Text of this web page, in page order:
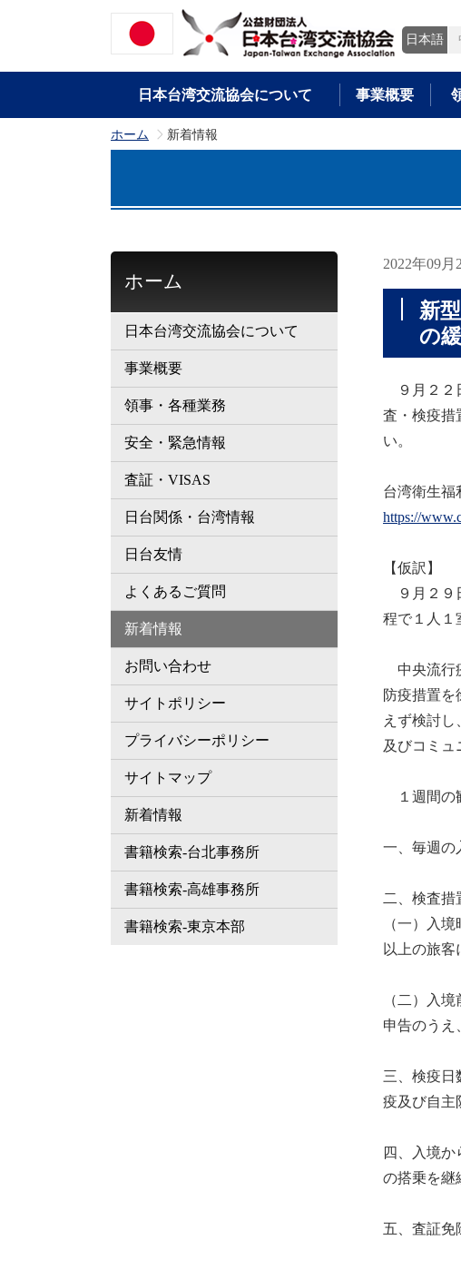
日本語
日本台湾交流協会について 事業概要
ホーム >
新着情報
2022年09月
新
の
９月２２
査・検疫措
い。
台湾衛生福
https://
【仮訳】
９月２９
程で１人１
中央流行
防疫措置を
えず検討
及びコミュ
１週間の
一、毎週の
二、検査措
（一）入
以上の旅
（二）入
申告のうえ
三、検疫日
疫及び自主
四、入境
の搭乗を継
五、査証免
ホーム
日本台湾交流協会について
事業概要
領事・各種業務
安全・緊急情報
査証・VISAS
日台関係・台湾情報
日台友情
よくあるご質問
新着情報
お問い合わせ
サイトポリシー
プライバシーポリシー
サイトマップ
新着情報
書籍検索-台北事務所
書籍検索-高雄事務所
書籍検索-東京本部